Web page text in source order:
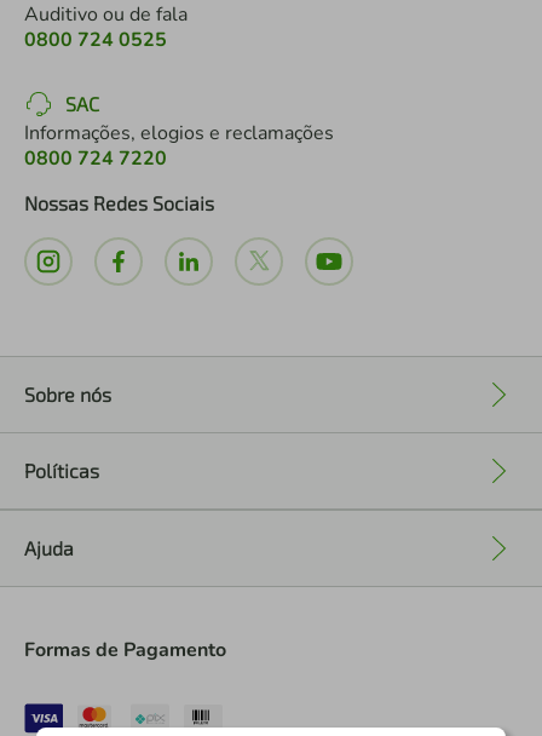
Auditivo ou de fala
0800 724 0525
SAC
Informações, elogios e reclamações
0800 724 7220
Nossas Redes Sociais
Sobre nós
Políticas
Ajuda
Formas de Pagamento